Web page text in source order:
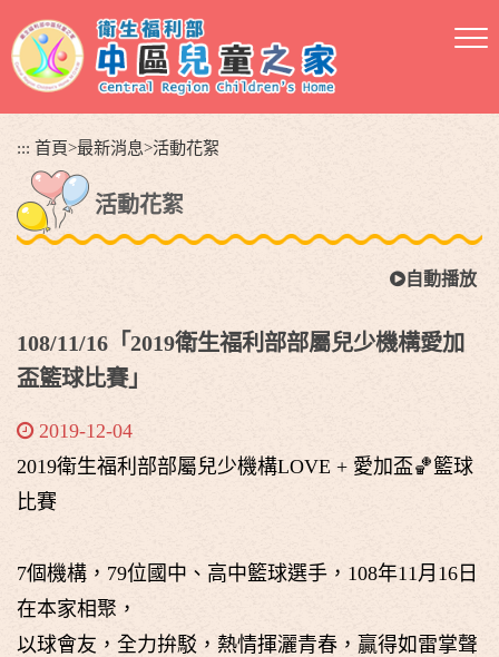
到
主
::: 首頁>最新消息>活動花絮
活動花絮
自動播放
108/11/16「2019衛生福利部部屬兒少機構愛加
盃籃球比賽」
2019-12-04
2019衛生福利部部屬兒少機構LOVE + 愛加盃🏀籃球
比賽
7個機構，79位國中、高中籃球選手，108年11月16日
在本家相聚，
以球會友，全力拚駁，熱情揮灑青春，贏得如雷掌聲